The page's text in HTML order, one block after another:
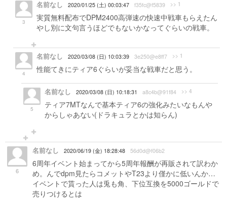
3
名前なし 2020/01/25 (土) 00:03:47 f35fc@f5839 >> 1
実質無料配布でDPM2400高弾速の快速中戦車もらえたん
やし別に文句言うほどでもないかなってぐらいの戦車。
4
名前なし 2020/03/08 (日) 10:03:39 3e250@e8ff7 >> 1
性能てきにティア6ぐらいが妥当な戦車だと思う。
5
名前なし 2020/03/08 (日) 10:18:31 a8c4b@91f84 >> 4
ティア7MTなんで基本ティア6の強化みたいなもんや
からしゃあない(ドラキュラとかは知らん)
6
名前なし 2020/06/19 (金) 18:28:48 56d0d@f06b2
6周年イベント始まってから5周年報酬が再販されて訳わか
め。んでdpm見たらコメットやT23より僅かに低いんか…
イベントで貰った人は兎も角、下位互換を5000ゴールドで
売りつけるとは